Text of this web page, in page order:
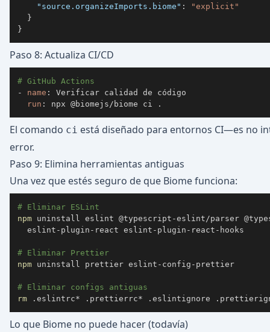
"source.organizeImports.biome" :
"explicit"
}
}
Paso 8: Actualiza CI/CD
# GitHub Actions
-
name :
run : npx @biomejs/biome ci .
El comando ci está diseñado para entornos CI—es no
error.
Paso 9: Elimina herramientas antiguas
Una vez que estés seguro de que Biome funciona:
# Eliminar ESLint
npm uninstall eslint @typescript-eslint/parser
  eslint-plugin-react eslint-plugin-react-hooks
# Eliminar Prettier
npm
# Eliminar configs antiguas
rm .eslintrc* .prettierrc* .eslintignore
Lo que Biome no puede hacer (todavía)